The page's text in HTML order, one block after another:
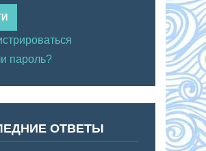
пароль?
ОТВЕТЫ